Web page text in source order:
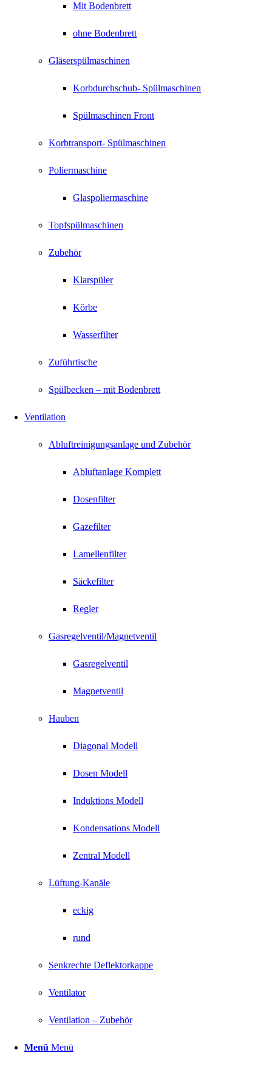
Mit Bodenbrett
ohne Bodenbrett
Gläserspülmaschinen
Korbdurchschub- Spülmaschinen
Spülmaschinen Front
Korbtransport- Spülmaschinen
Poliermaschine
Glaspoliermaschine
Topfspülmaschinen
Zubehör
Klarspüler
Körbe
Wasserfilter
Zuführtische
Spülbecken – mit Bodenbrett
Ventilation
Abluftreinigungsanlage und Zubehör
Abluftanlage Komplett
Dosenfilter
Gazefilter
Lamellenfilter
Säckefilter
Regler
Gasregelventil/Magnetventil
Gasregelventil
Magnetventil
Hauben
Diagonal Modell
Dosen Modell
Induktions Modell
Kondensations Modell
Zentral Modell
Lüftung-Kanäle
eckig
rund
Senkrechte Deflektorkappe
Ventilator
Ventilation – Zubehör
Menü Menü